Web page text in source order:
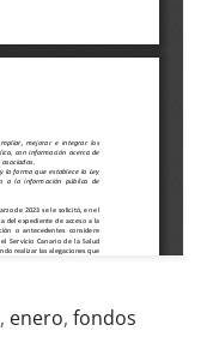
, enero, fondos